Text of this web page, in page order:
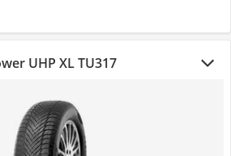
UHP XL TU317